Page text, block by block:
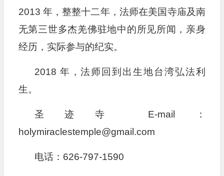
2013 年，整整十二年，法师在美国寺庙及南
无第三世多杰羌佛驻地中的所见所闻，亲身
经历，实际参与的纪实。
2018 年，法师回到出生地台湾弘法利
生。
圣迹寺 E-mail：
holymiraclestemple@gmail.com
电话：626-797-1590